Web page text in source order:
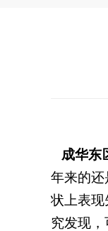
成华东
年来的
状上表
究发现，